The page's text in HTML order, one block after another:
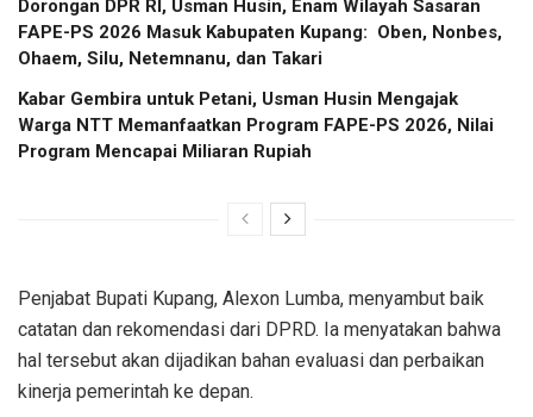
Dorongan DPR RI, Usman Husin, Enam Wilayah Sasaran
FAPE-PS 2026 Masuk Kabupaten Kupang: Oben, Nonbes,
Ohaem, Silu, Netemnanu, dan Takari
Kabar Gembira untuk Petani, Usman Husin Mengajak
Warga NTT Memanfaatkan Program FAPE-PS 2026, Nilai
Program Mencapai Miliaran Rupiah
Penjabat Bupati Kupang, Alexon Lumba, menyambut baik
catatan dan rekomendasi dari DPRD. Ia menyatakan bahwa
hal tersebut akan dijadikan bahan evaluasi dan perbaikan
kinerja pemerintah ke depan.